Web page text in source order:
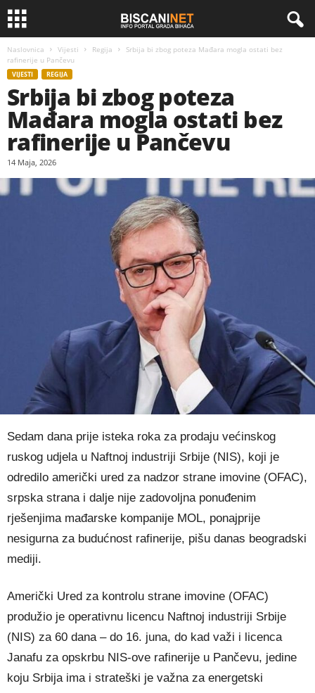
Naslovnica Vijesti Regija
Srbija bi zbog poteza Mađara mogla ostati bez
rafinerije u Pančevu
VIJESTI REGIJA
Srbija bi zbog poteza
Mađara mogla ostati bez
rafinerije u Pančevu
14 Maja, 2026
Sedam dana prije isteka roka za prodaju većinskog
ruskog udjela u Naftnoj industriji Srbije (NIS), koji je
odredilo američki ured za nadzor strane imovine (OFAC),
srpska strana i dalje nije zadovoljna ponuđenim
rješenjima mađarske kompanije MOL, ponajprije
nesigurna za budućnost rafinerije, pišu danas beogradski
mediji.
Američki Ured za kontrolu strane imovine (OFAC)
produžio je operativnu licencu Naftnoj industriji Srbije
(NIS) za 60 dana – do 16. juna, do kad važi i licenca
Janafu za opskrbu NIS-ove rafinerije u Pančevu, jedine
koju Srbija ima i strateški je važna za energetski